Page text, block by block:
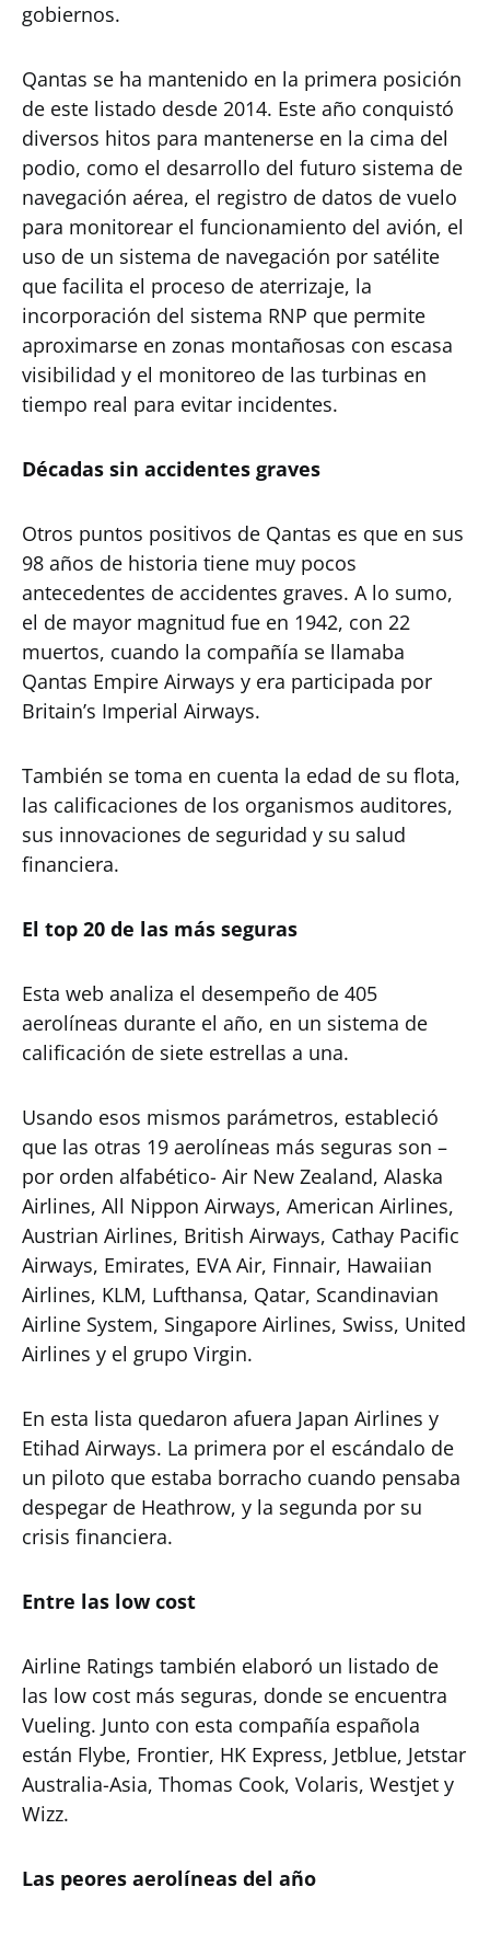
gobiernos.
Qantas se ha mantenido en la primera posición
de este listado desde 2014. Este año conquistó
diversos hitos para mantenerse en la cima del
podio, como el desarrollo del futuro sistema de
navegación aérea, el registro de datos de vuelo
para monitorear el funcionamiento del avión, el
uso de un sistema de navegación por satélite
que facilita el proceso de aterrizaje, la
incorporación del sistema RNP que permite
aproximarse en zonas montañosas con escasa
visibilidad y el monitoreo de las turbinas en
tiempo real para evitar incidentes.
Décadas sin accidentes graves
Otros puntos positivos de Qantas es que en sus
98 años de historia tiene muy pocos
antecedentes de accidentes graves. A lo sumo,
el de mayor magnitud fue en 1942, con 22
muertos, cuando la compañía se llamaba
Qantas Empire Airways y era participada por
Britain’s Imperial Airways.
También se toma en cuenta la edad de su flota,
las calificaciones de los organismos auditores,
sus innovaciones de seguridad y su salud
financiera.
El top 20 de las más seguras
Esta web analiza el desempeño de 405
aerolíneas durante el año, en un sistema de
calificación de siete estrellas a una.
Usando esos mismos parámetros, estableció
que las otras 19 aerolíneas más seguras son –
por orden alfabético- Air New Zealand, Alaska
Airlines, All Nippon Airways, American Airlines,
Austrian Airlines, British Airways, Cathay Pacific
Airways, Emirates, EVA Air, Finnair, Hawaiian
Airlines, KLM, Lufthansa, Qatar, Scandinavian
Airline System, Singapore Airlines, Swiss, United
Airlines y el grupo Virgin.
En esta lista quedaron afuera Japan Airlines y
Etihad Airways. La primera por el escándalo de
un piloto que estaba borracho cuando pensaba
despegar de Heathrow, y la segunda por su
crisis financiera.
Entre las low cost
Airline Ratings también elaboró un listado de
las low cost más seguras, donde se encuentra
Vueling. Junto con esta compañía española
están Flybe, Frontier, HK Express, Jetblue, Jetstar
Australia-Asia, Thomas Cook, Volaris, Westjet y
Wizz.
Las peores aerolíneas del año